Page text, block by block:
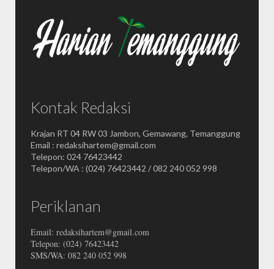
Kontak Redaksi
Krajan RT 04 RW 03 Jambon, Gemawang, Temanggung
Email : redaksihartem@gmail.com
Telepon: 024 76423442
Telepon/WA : (024) 76423442 / 082 240 052 998
Periklanan
Email: redaksihartem@gmail.com
Telepon: (024) 76423442
SMS/WA: 082 240 052 998